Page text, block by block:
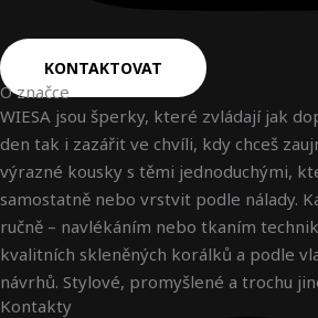
KONTAKTOVAT
O značce
WIESA jsou šperky, které zvládají jak
den tak i zazářit ve chvíli, kdy chceš
výrazné kousky s těmi jednoduchými,
samostatně nebo vrstvit podle nálady.
ručně – navlékáním nebo tkaním
kvalitních skleněných korálků a podle
návrhů. Stylové, promyšlené a trochu
Kontakty